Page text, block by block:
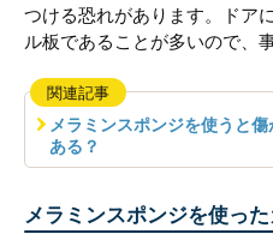
つける恐れがあります。ドア
ル板であることが多いので、
関連記事
メラミンスポンジを使うと
ある？
メラミンスポンジを使っ